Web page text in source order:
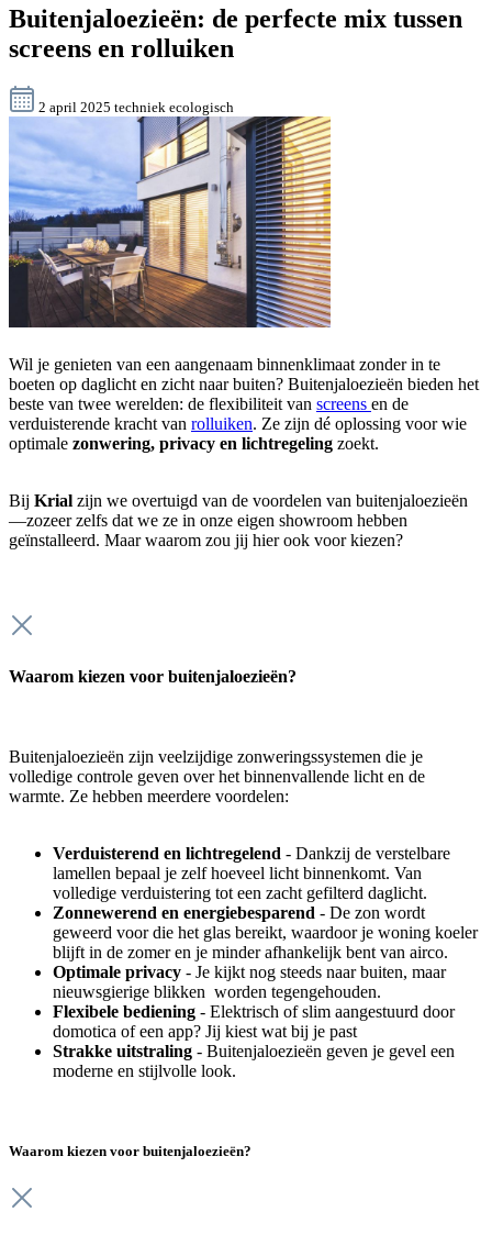
Buitenjaloezieën: de perfecte mix tussen
screens en rolluiken
2 april 2025 techniek ecologisch
Wil je genieten van een aangenaam binnenklimaat zonder in te
boeten op daglicht en zicht naar buiten? Buitenjaloezieën bieden het
beste van twee werelden: de flexibiliteit van screens en de
verduisterende kracht van rolluiken. Ze zijn dé oplossing voor wie
optimale zonwering, privacy en lichtregeling zoekt.
Bij Krial zijn we overtuigd van de voordelen van buitenjaloezieën
—zozeer zelfs dat we ze in onze eigen showroom hebben
geïnstalleerd. Maar waarom zou jij hier ook voor kiezen?
Waarom kiezen voor buitenjaloezieën?
Buitenjaloezieën zijn veelzijdige zonweringssystemen die je
volledige controle geven over het binnenvallende licht en de
warmte. Ze hebben meerdere voordelen:
Verduisterend en lichtregelend - Dankzij de verstelbare
lamellen bepaal je zelf hoeveel licht binnenkomt. Van
volledige verduistering tot een zacht gefilterd daglicht.
Zonnewerend en energiebesparend - De zon wordt
geweerd voor die het glas bereikt, waardoor je woning koeler
blijft in de zomer en je minder afhankelijk bent van airco.
Optimale privacy - Je kijkt nog steeds naar buiten, maar
nieuwsgierige blikken worden tegengehouden.
Flexibele bediening - Elektrisch of slim aangestuurd door
domotica of een app? Jij kiest wat bij je past
Strakke uitstraling - Buitenjaloezieën geven je gevel een
moderne en stijlvolle look.
Waarom kiezen voor buitenjaloezieën?